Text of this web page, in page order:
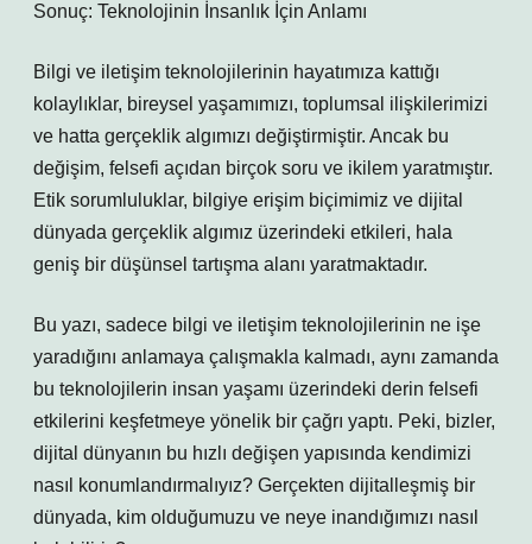
Sonuç: Teknolojinin İnsanlık İçin Anlamı
Bilgi ve iletişim teknolojilerinin hayatımıza kattığı
kolaylıklar, bireysel yaşamımızı, toplumsal ilişkilerimizi
ve hatta gerçeklik algımızı değiştirmiştir. Ancak bu
değişim, felsefi açıdan birçok soru ve ikilem yaratmıştır.
Etik sorumluluklar, bilgiye erişim biçimimiz ve dijital
dünyada gerçeklik algımız üzerindeki etkileri, hala
geniş bir düşünsel tartışma alanı yaratmaktadır.
Bu yazı, sadece bilgi ve iletişim teknolojilerinin ne işe
yaradığını anlamaya çalışmakla kalmadı, aynı zamanda
bu teknolojilerin insan yaşamı üzerindeki derin felsefi
etkilerini keşfetmeye yönelik bir çağrı yaptı. Peki, bizler,
dijital dünyanın bu hızlı değişen yapısında kendimizi
nasıl konumlandırmalıyız? Gerçekten dijitalleşmiş bir
dünyada, kim olduğumuzu ve neye inandığımızı nasıl